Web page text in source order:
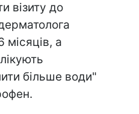
візиту до
а
більше води"